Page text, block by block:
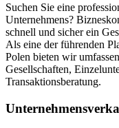
Suchen Sie eine
Unternehmens?
schnell und sicher ein
Als eine der führenden
Polen bieten wir
Gesellschaften,
Transaktionsberatung.